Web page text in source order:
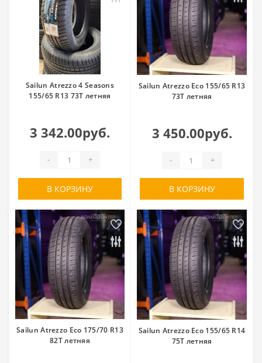
Sailun Atrezzo 4 Seasons
155/65 R13 73T летняя
3 342.00руб.
- +
В КОРЗИНУ
Sailun Atrezzo Eco 155/65 R13
73T летняя
3 450.00руб.
- +
В КОРЗИНУ
Sailun Atrezzo Eco 175/70 R13
82T летняя
Sailun Atrezzo Eco 155/65 R14
75T летняя